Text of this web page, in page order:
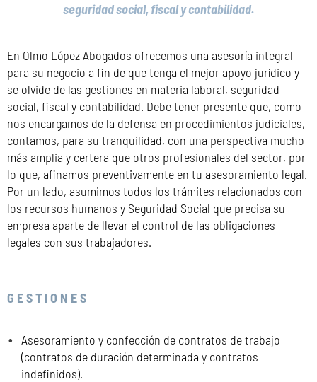
seguridad social, fiscal y contabilidad.
En Olmo López Abogados ofrecemos una asesoría integral
para su negocio a fin de que tenga el mejor apoyo jurídico y
se olvide de las gestiones en materia laboral, seguridad
social, fiscal y contabilidad. Debe tener presente que, como
nos encargamos de la defensa en procedimientos judiciales,
contamos, para su tranquilidad, con una perspectiva mucho
más amplia y certera que otros profesionales del sector, por
lo que, afinamos preventivamente en tu asesoramiento legal.
Por un lado, asumimos todos los trámites relacionados con
los recursos humanos y Seguridad Social que precisa su
empresa aparte de llevar el control de las obligaciones
legales con sus trabajadores.
GESTIONES
Asesoramiento y confección de contratos de trabajo
(contratos de duración determinada y contratos
indefinidos).